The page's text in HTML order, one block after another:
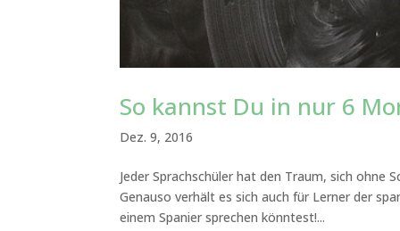
So kannst Du in nur 6
Dez. 9, 2016
Jeder Sprachschüler hat den Traum, sich
Genauso verhält es sich auch für Lerner der
einem Spanier sprechen könntest!...